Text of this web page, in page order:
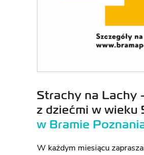
Strachy na Lachy
z dziećmi w wieku
w Bramie
W każdym miesiącu